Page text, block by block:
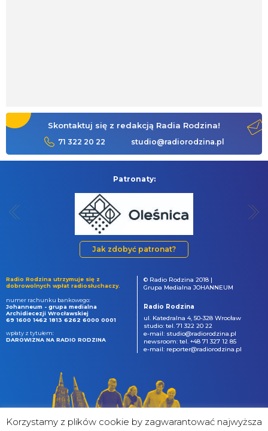
Skontaktuj się z redakcją Radia Rodzina!
71 322 20 22 studio@radiorodzina.pl
Patronaty:
Jak zdobyć patronat?
Radio Rodzina utrzymuje się z
dobrowolnych wpłat radiosłuchaczy.
numer rachunku bankowego:
Johanneum - grupa medialna
Archidiecezji Wrocławskiej
69 1600 1462 1813 6262 6000 0001
wpłaty z tytułem:
DAROWIZNA NA RADIO RODZINA
© Radio Rodzina 2018 |
Grupa Medialna JOHANNEUM
Radio Rodzina
ul. Katedralna 4, 50-328 Wrocław
studio: tel. 71 322 20 22
e-mail: studio@radiorodzina.pl
newsroom: tel. +48 71 327 12 85
e-mail: reporter@radiorodzina.pl
Korzystamy z plików cookie by zagwarantować najwyższa